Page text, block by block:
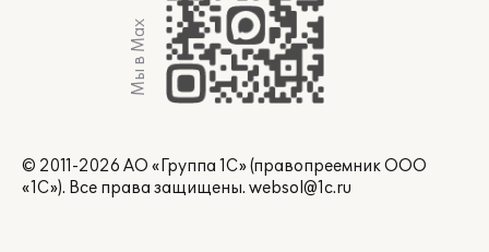
Мы в Max
© 2011-2026 АО «Группа 1С» (правопреемник ООО
«1С»). Все права защищены. websol@1c.ru